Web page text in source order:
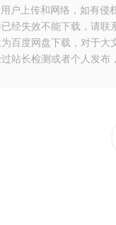
户上传和网络，如有侵
经失效不能下载，请联
百度网盘下载，对于大
站长检测或者个人发布